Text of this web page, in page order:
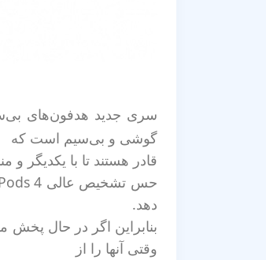
سری جدید هدفون‌های بی‌سیم ایرپادسری 4 اپل در سال 2024
گوشی و بی‌سیم است که
قادر هستند تا با یکدیگر و
دهد.
وقتی آنها را از